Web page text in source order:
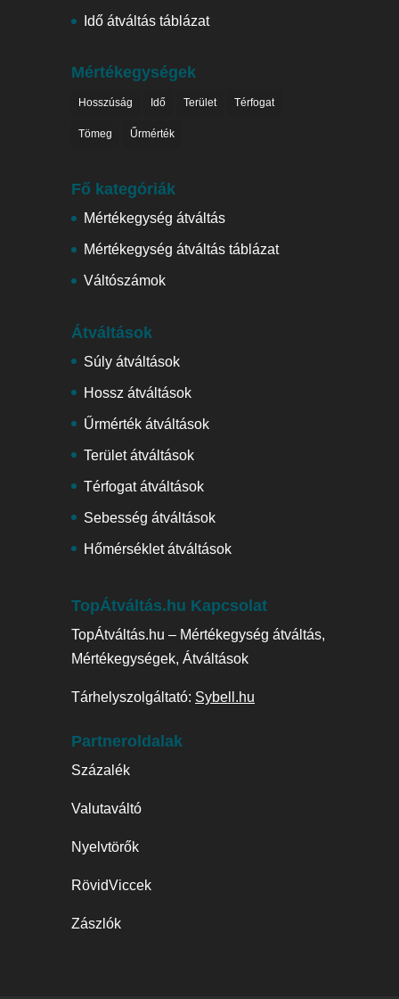
Idő átváltás táblázat
Mértékegységek
Hosszúság Idő Terület Térfogat
Tömeg Űrmérték
Fő kategóriák
Mértékegység átváltás
Mértékegység átváltás táblázat
Váltószámok
Átváltások
Súly átváltások
Hossz átváltások
Űrmérték átváltások
Terület átváltások
Térfogat átváltások
Sebesség átváltások
Hőmérséklet átváltások
TopÁtváltás.hu Kapcsolat
TopÁtváltás.hu – Mértékegység átváltás,
Mértékegységek, Átváltások
Tárhelyszolgáltató: Sybell.hu
Partneroldalak
Százalék
Valutaváltó
Nyelvtörők
RövidViccek
Zászlók